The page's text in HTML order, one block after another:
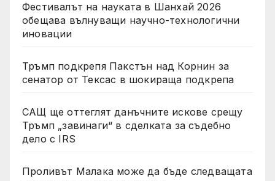
Фестивалът на науката в Шанхай 2026
обещава вълнуващи научно-технологични
иновации
Тръмп подкрепя Пакстън над Корнин за
сенатор от Тексас в шокираща подкрепа
САЩ ще оттеглят данъчните искове срещу
Тръмп „завинаги“ в сделката за съдебно
дело с IRS
Проливът Малака може да бъде следващата